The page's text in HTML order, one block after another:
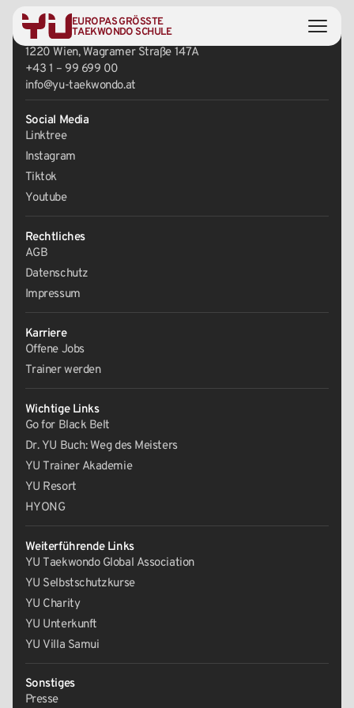
EUROPAS GRÖSSTE
TAEKWONDO SCHULE
Zentrale
1220 Wien, Wagramer Straße 147A
+43 1 – 99 699 00
info@yu-taekwondo.at
Social Media
Linktree
Instagram
Tiktok
Youtube
Rechtliches
AGB
Datenschutz
Impressum
Karriere
Offene Jobs
Trainer werden
Wichtige Links
Go for Black Belt
Dr. YU Buch: Weg des Meisters
YU Trainer Akademie
YU Resort
HYONG
Weiterführende Links
YU Taekwondo Global Association
YU Selbstschutzkurse
YU Charity
YU Unterkunft
YU Villa Samui
Sonstiges
Presse